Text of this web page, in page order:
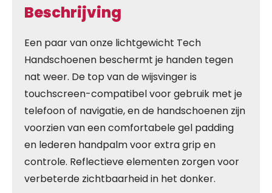
Beschrijving
Een paar van onze lichtgewicht Tech
Handschoenen beschermt je handen tegen
nat weer. De top van de wijsvinger is
touchscreen-compatibel voor gebruik met je
telefoon of navigatie, en de handschoenen zijn
voorzien van een comfortabele gel padding
en lederen handpalm voor extra grip en
controle. Reflectieve elementen zorgen voor
verbeterde zichtbaarheid in het donker.